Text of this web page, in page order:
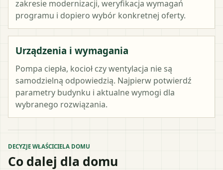
zakresie modernizacji, weryfikacja wymagań
programu i dopiero wybór konkretnej oferty.
Urządzenia i wymagania
Pompa ciepła, kocioł czy wentylacja nie są
samodzielną odpowiedzią. Najpierw potwierdź
parametry budynku i aktualne wymogi dla
wybranego rozwiązania.
DECYZJE WŁAŚCICIELA DOMU
Co dalej dla domu